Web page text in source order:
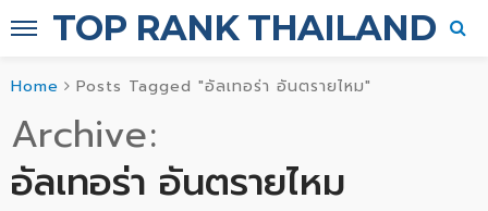
TOP RANK THAILAND
Home Posts Tagged "อัลเทอร่า อันตรายไหม"
Archive
อัลเทอร่า อันตรายไหม